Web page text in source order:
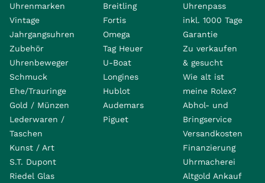
Uhrenmarken
Vintage
Jahrgangsuhren
Zubehör
Uhrenbeweger
Schmuck
Ehe/Trauringe
Gold / Münzen
Lederwaren /
Taschen
Kunst / Art
S.T. Dupont
Riedel Glas
Breitling
Fortis
Omega
Tag Heuer
U-Boat
Longines
Hublot
Audemars
Piguet
Uhrenpass
inkl. 1000 Tage
Garantie
Zu verkaufen
& gesucht
Wie alt ist
meine Rolex?
Abhol- und
Bringservice
Versandkosten
Finanzierung
Uhrmacherei
Altgold Ankauf